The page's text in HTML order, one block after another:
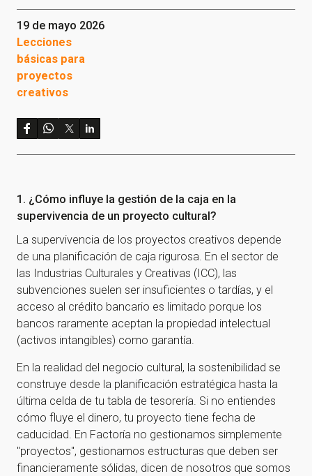
19 de mayo 2026
Lecciones
básicas para
proyectos
creativos
1. ¿Cómo influye la gestión de la caja en la
supervivencia de un proyecto cultural?
La supervivencia de los proyectos creativos depende
de una planificación de caja rigurosa. En el sector de
las Industrias Culturales y Creativas (ICC), las
subvenciones suelen ser insuficientes o tardías, y el
acceso al crédito bancario es limitado porque los
bancos raramente aceptan la propiedad intelectual
(activos intangibles) como garantía.
En la realidad del negocio cultural, la sostenibilidad se
construye desde la planificación estratégica hasta la
última celda de tu tabla de tesorería. Si no entiendes
cómo fluye el dinero, tu proyecto tiene fecha de
caducidad. En Factoría no gestionamos simplemente
"proyectos", gestionamos estructuras que deben ser
financieramente sólidas, dicen de nosotros que somos